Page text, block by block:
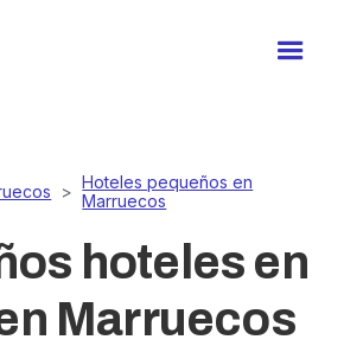
> Hoteles pequeños en
Marruecos
hoteles en
Marruecos